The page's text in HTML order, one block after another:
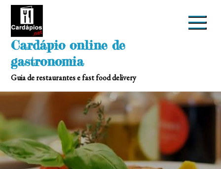
Skip
Cardápio online de
gastronomia
Guia de restaurantes e fast food delivery